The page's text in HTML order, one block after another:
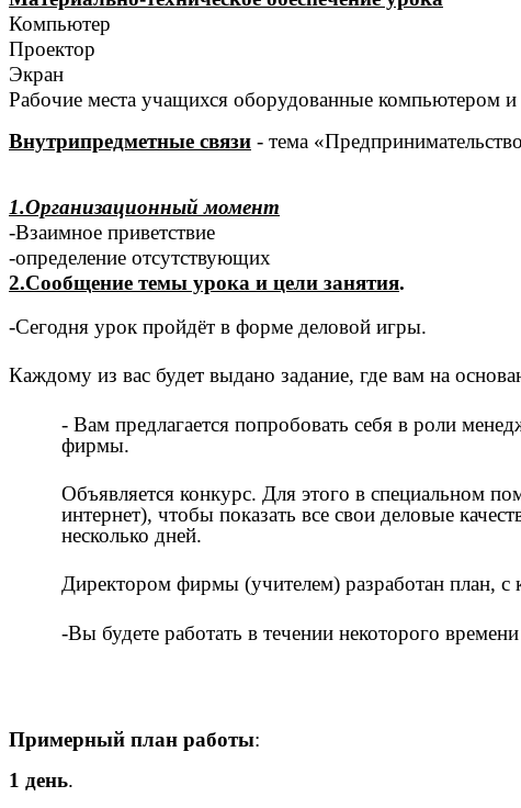
Компьютер
Проектор
Экран
Рабочие места учащихся оборудованные компьютером
Внутрипредметные связи - тема
1.Организационный момент
-Взаимное приветствие
-определение отсутствующих
2.Сообщение темы урока и цели занятия.
-Сегодня урок пройдёт в форме деловой игры.
Каждому из вас будет выдано задание, где вам на
- Вам предлагается попробовать себя в роли
фирмы.
Объявляется конкурс. Для этого в специальном
интернет), чтобы показать все свои деловые
несколько дней.
Директором фирмы (учителем) разработан план, с
-Вы будете работать в течении некоторого
Примерный план работы:
1 день.